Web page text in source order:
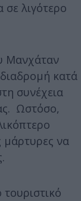
λιγότερο
Μανχάταν
κατά
συνέχεια
Ωστόσο,
μάρτυρες να
τουριστικό